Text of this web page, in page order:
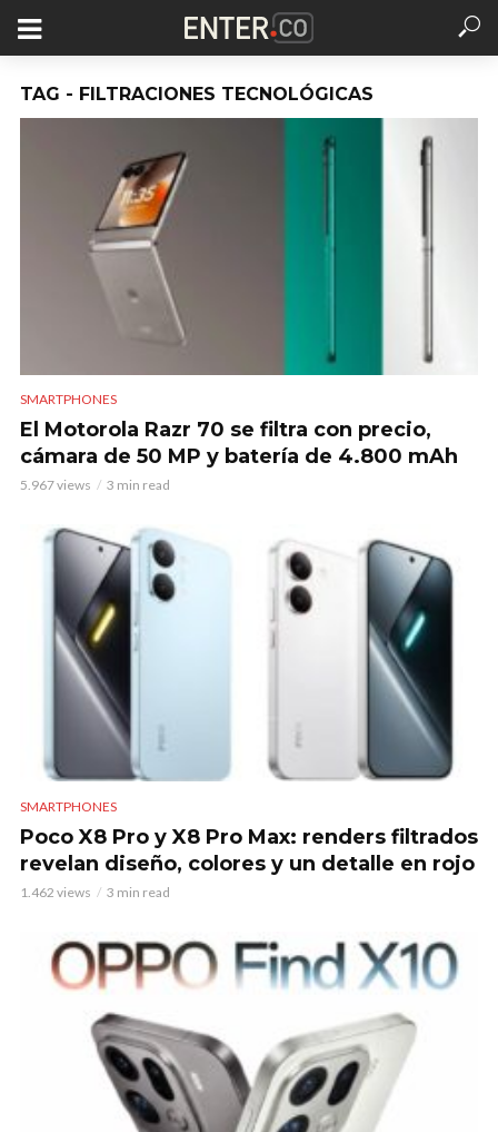
TAG - FILTRACIONES TECNOLÓGICAS
SMARTPHONES
El Motorola Razr 70 se filtra con precio,
cámara de 50 MP y batería de 4.800 mAh
5.967 views 3 min read
SMARTPHONES
Poco X8 Pro y X8 Pro Max: renders filtrados
revelan diseño, colores y un detalle en rojo
1.462 views 3 min read